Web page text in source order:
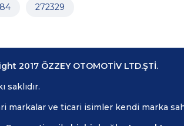
272329
2017 ÖZZEY OTOMOTİV LTD.ŞTİ.
saklıdır.
markalar ve ticari isimler kendi marka